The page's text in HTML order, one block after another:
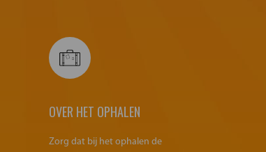
OVER HET OPHALEN
Zorg dat bij het ophalen de